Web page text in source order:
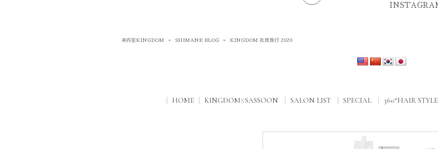
美容室KINGDOM » SHIMANE BLOG » KINGDOM 社員旅行 2020
HOME KINGDOMXSASSOON SALON LIST SPECIAL 360°HAIR STYLE